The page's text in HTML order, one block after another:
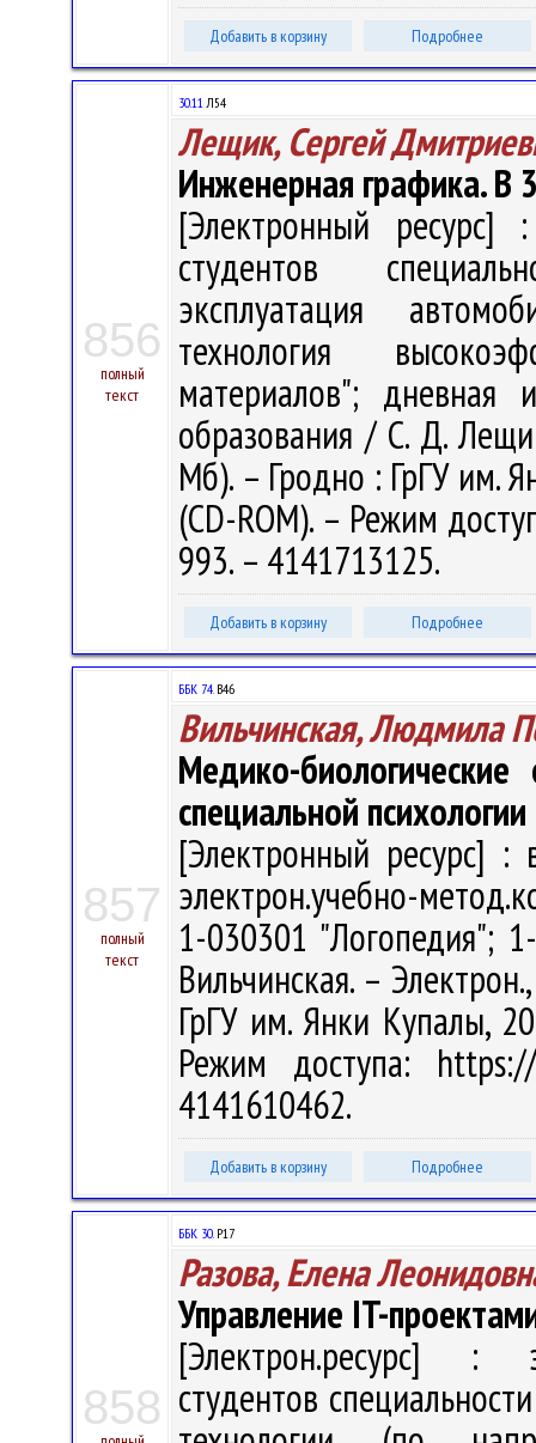
Добавить в корзину Подробнее
856
полный
текст
30.11Л54
Лещик, Сергей
Инженерная графика. В
[Электронный ресурс]
студентов
эксплуатация
технология
материалов";
образования / С. Д.
Мб). – Гродно : ГрГУ им.
(CD-ROM). – Режим
993. – 4141713125.
Добавить в корзину Подробнее
857
полный
текст
ББК 74.В46
Вильчинская, Людмила
Медико-
специальной психологии
[Электронный ресурс]
электрон.учебно-
1-030301 "Логопедия";
Вильчинская. –
ГрГУ им. Янки Купалы,
Режим доступа:
4141610462.
Добавить в корзину Подробнее
858
ББК 30.Р17
Разова, Елена
Управление IT-
[Электрон.ресурс] :
студентов